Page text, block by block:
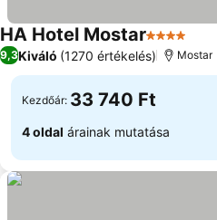
HA Hotel Mostar4 Kategória
9,3Kiváló (1270 értékelés) Mostar
Kezdőár: 33 740 Ft
4 oldal árainak mutatása